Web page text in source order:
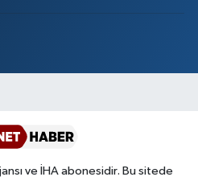
ve İHA abonesidir. Bu sitede